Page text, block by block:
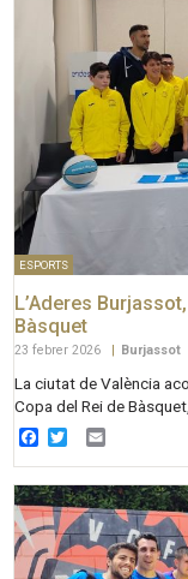
ESPORTS
L’Aderes
Bàsquet
23 febrer 2026 | Burjassot
La ciutat de València
Copa del Rei de
Facebook
Twitter